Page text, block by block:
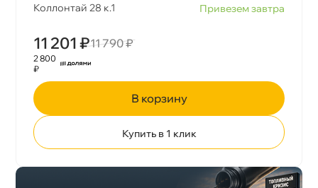
Коллонтай 28 к.1
Привезем завтра
11 201 ₽11 790 ₽
2 800
₽
корзину
Купить в 1 клик